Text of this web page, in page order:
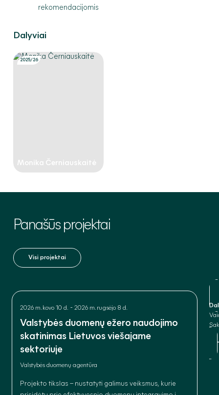
rekomendacijomis
Dalyviai
2025/26
Monika Černiauskaitė
Panašūsprojektai
Visi projektai
2026 m. kovo 10 d. - 2026 m. rugsėjo 8 d.
Valstybės duomenų ežero naudojimo
skatinimas Lietuvos viešajame
sektoriuje
Valstybės duomenų agentūra
Projekto tikslas – nustatyti galimus veiksmus, kurie